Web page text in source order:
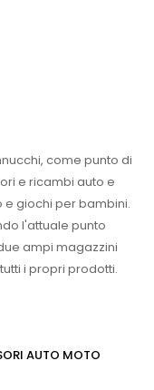
come punto di
e ricambi auto e
giochi per bambini.
l'attuale punto
ampi magazzini
i propri prodotti.
AUTO MOTO